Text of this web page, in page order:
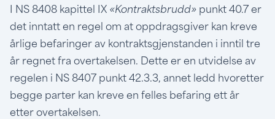
I NS 8408 kapittel IX «Kontraktsbrudd» punkt 40.7 er
det inntatt en regel om at oppdragsgiver kan kreve
årlige befaringer av kontraktsgjenstanden i inntil tre
år regnet fra overtakelsen. Dette er en utvidelse av
regelen i NS 8407 punkt 42.3.3, annet ledd hvoretter
begge parter kan kreve en felles befaring ett år
etter overtakelsen.